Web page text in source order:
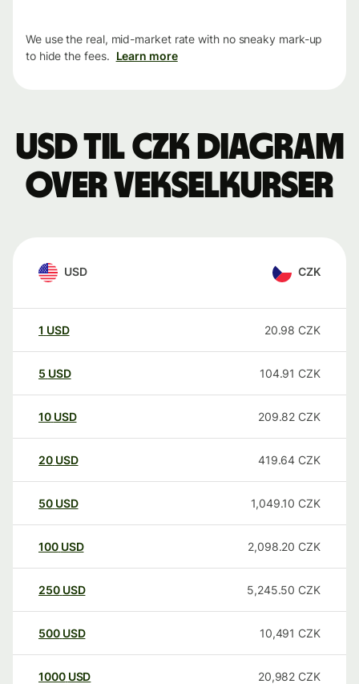
We use the real, mid-market rate with no sneaky mark-up
to hide the fees. Learn more
USD til CZK Diagram
over vekselkurser
USD CZK
1 USD 20.98 CZK
5 USD 104.91 CZK
10 USD 209.82 CZK
20 USD 419.64 CZK
50 USD 1,049.10 CZK
100 USD 2,098.20 CZK
250 USD 5,245.50 CZK
500 USD 10,491 CZK
1000 USD 20,982 CZK